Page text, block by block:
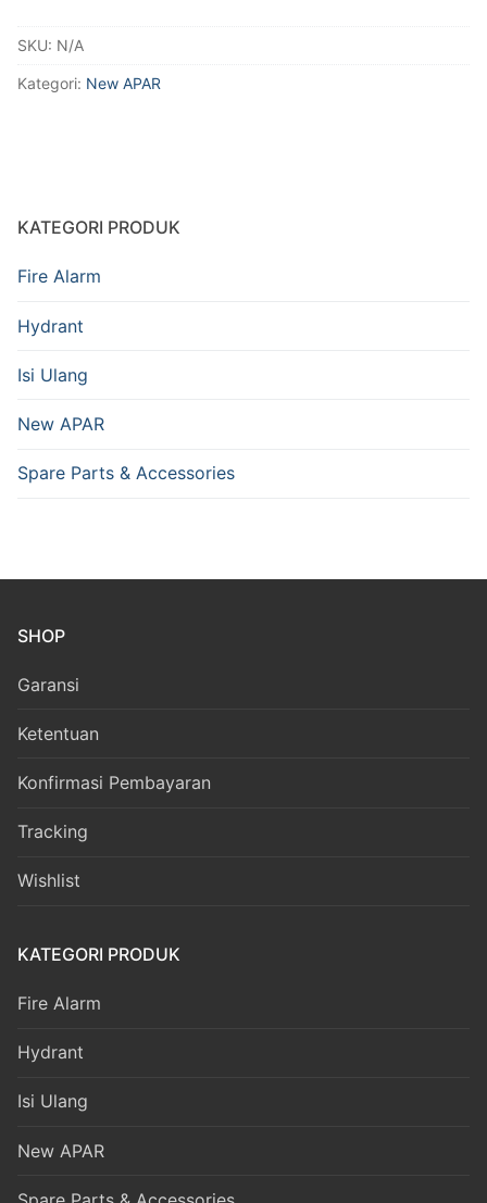
SKU: N/A
Kategori: New APAR
KATEGORI PRODUK
Fire Alarm
Hydrant
Isi Ulang
New APAR
Spare Parts & Accessories
SHOP
Garansi
Ketentuan
Konfirmasi Pembayaran
Tracking
Wishlist
KATEGORI PRODUK
Fire Alarm
Hydrant
Isi Ulang
New APAR